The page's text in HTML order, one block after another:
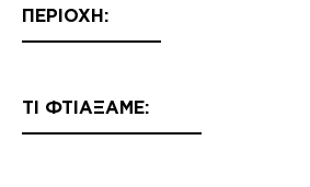
ΠΕΡΙΟΧΗ:
ΤΙ ΦΤΙΑΞΑΜΕ: